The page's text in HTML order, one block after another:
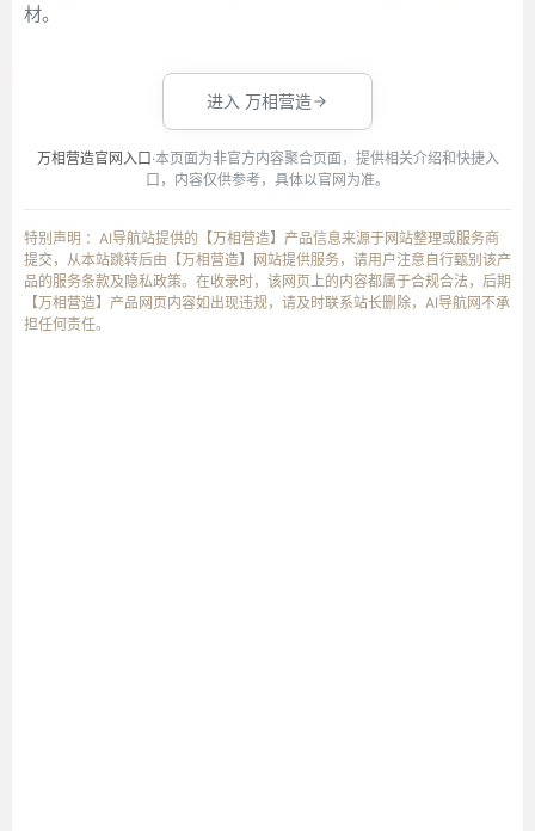
材。
进入 万相营造
万相营造官网入口 ·本页面为非官方内容聚合页面，提供相关介绍和快捷入
口，内容仅供参考，具体以官网为准。
特别声明 ：AI导航站提供的【万相营造】产品信息来源于网站整理或服务商
提交，从本站跳转后由【万相营造】网站提供服务，请用户注意自行甄别该产
品的服务条款及隐私政策。在收录时，该网页上的内容都属于合规合法，后期
【万相营造】产品网页内容如出现违规，请及时联系站长删除，AI导航网不承
担任何责任。